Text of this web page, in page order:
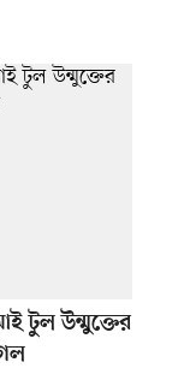
টুল উন্মুক্তের